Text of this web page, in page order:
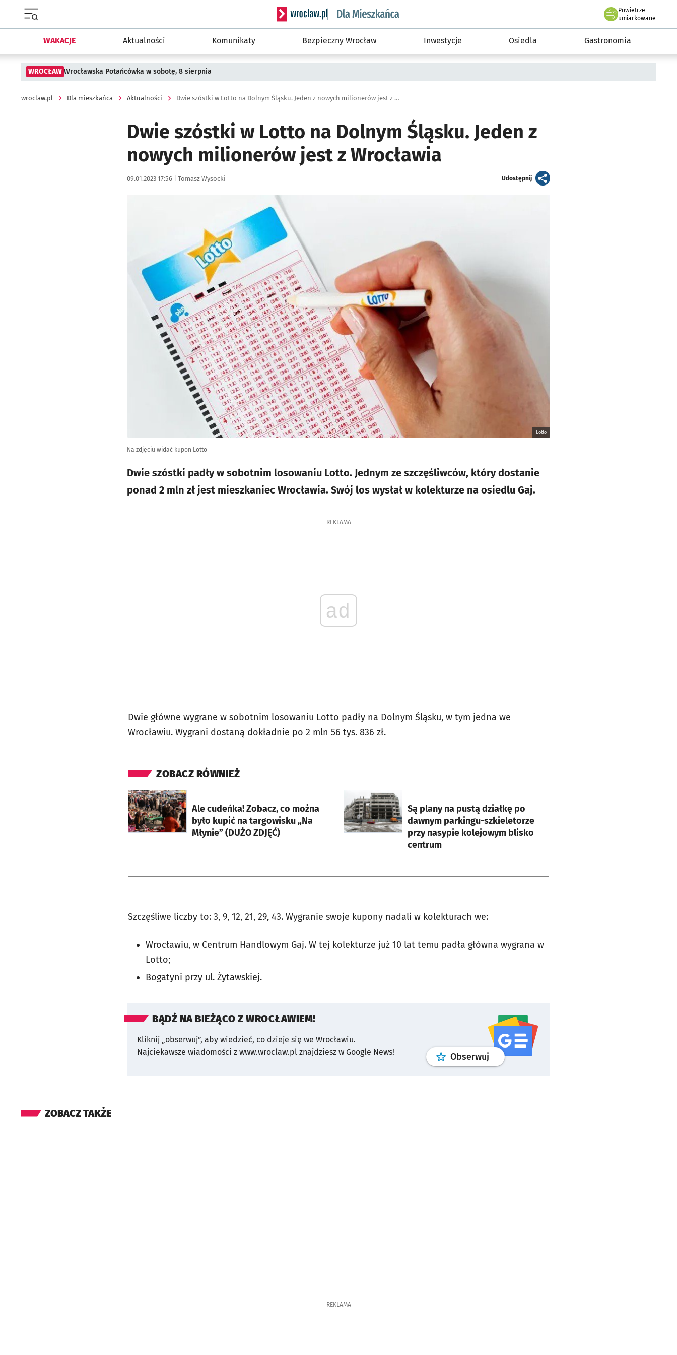
Serwis informacyjny wroclaw.pl podserwis: Dla mieszkańca
Powietrze
we Wrocławiu
umiarkowane
WAKACJE Aktualności Komunikaty Bezpieczny Wrocław Inwestycje Osiedla Gastronomia
WROCŁAW Wrocławska Potańcówka w sobotę, 8 sierpnia
wroclaw.pl Dla mieszkańca Aktualności Dwie szóstki w Lotto na Dolnym Śląsku. Jeden z nowych milionerów jest z Wrocławia
Dwie szóstki w Lotto na Dolnym Śląsku. Jeden z
nowych milionerów jest z Wrocławia
Data publikacji:
09.01.2023 17:56 | Autor:
Tomasz Wysocki Udostępnijartykuł
Lotto
Na zdjęciu widać kupon Lotto
Dwie szóstki padły w sobotnim losowaniu Lotto. Jednym ze szczęśliwców, który dostanie
ponad 2 mln zł jest mieszkaniec Wrocławia. Swój los wysłał w kolekturze na osiedlu Gaj.
REKLAMA
ad
Dwie główne wygrane w sobotnim losowaniu Lotto padły na Dolnym Śląsku, w tym jedna we
Wrocławiu. Wygrani dostaną dokładnie po 2 mln 56 tys. 836 zł.
ZOBACZ RÓWNIEŻ
Ale cudeńka! Zobacz, co można
było kupić na targowisku „Na
Młynie” (DUŻO ZDJĘĆ)
otworzy się w nowej karcie
Są plany na pustą działkę po
dawnym parkingu-szkieletorze
przy nasypie kolejowym blisko
centrum
otworzy się w nowej karcie
Szczęśliwe liczby to: 3, 9, 12, 21, 29, 43. Wygranie swoje kupony nadali w kolekturach we:
Wrocławiu, w Centrum Handlowym Gaj. W tej kolekturze już 10 lat temu padła główna wygrana w
Lotto;
Bogatyni przy ul. Żytawskiej.
BĄDŹ NA BIEŻĄCO Z WROCŁAWIEM!
Kliknij „obserwuj”, aby wiedzieć, co dzieje się we Wrocławiu.
Najciekawsze wiadomości z www.wroclaw.pl znajdziesz w Google News!
Obserwuj profilgoogle news
ZOBACZ TAKŻE
REKLAMA